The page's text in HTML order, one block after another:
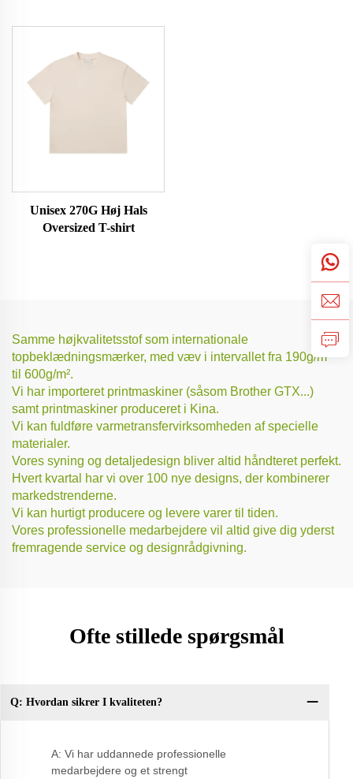
Unisex 270G Høj Hals
Oversized T-shirt
Samme højkvalitetsstof som internationale
topbeklædningsmærker, med væv i intervallet fra 190g/m²
til 600g/m².
Vi har importeret printmaskiner (såsom Brother GTX...)
samt printmaskiner produceret i Kina.
Vi kan fuldføre varmetransfervirksomheden af specielle
materialer.
Vores syning og detaljedesign bliver altid håndteret perfekt.
Hvert kvartal har vi over 100 nye designs, der kombinerer
markedstrenderne.
Vi kan hurtigt producere og levere varer til tiden.
Vores professionelle medarbejdere vil altid give dig yderst
fremragende service og designrådgivning.
Ofte stillede spørgsmål
Q: Hvordan sikrer I kvaliteten?
A: Vi har uddannede professionelle
medarbejdere og et strengt